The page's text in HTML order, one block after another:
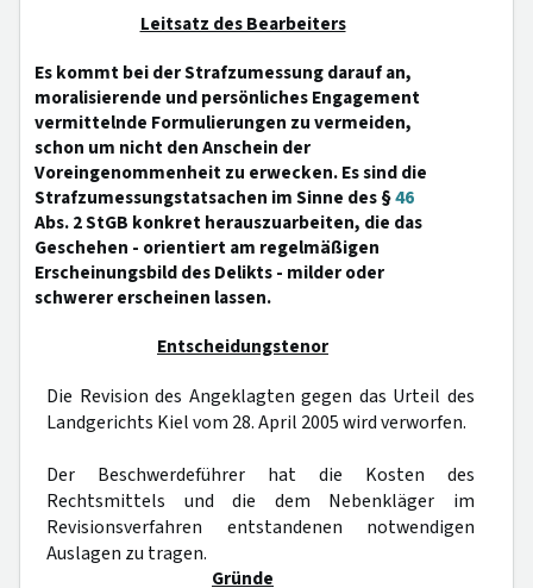
Leitsatz des Bearbeiters
Es kommt bei der Strafzumessung darauf an,
moralisierende und persönliches Engagement
vermittelnde Formulierungen zu vermeiden,
schon um nicht den Anschein der
Voreingenommenheit zu erwecken. Es sind die
Strafzumessungstatsachen im Sinne des §46
Abs. 2 StGB konkret herauszuarbeiten, die das
Geschehen - orientiert am regelmäßigen
Erscheinungsbild des Delikts - milder oder
schwerer erscheinen lassen.
Entscheidungstenor
Die Revision des Angeklagten gegen das Urteil des
Landgerichts Kiel vom 28. April 2005 wird verworfen.
Der Beschwerdeführer hat die Kosten des
Rechtsmittels und die dem Nebenkläger im
Revisionsverfahren entstandenen notwendigen
Auslagen zu tragen.
Gründe